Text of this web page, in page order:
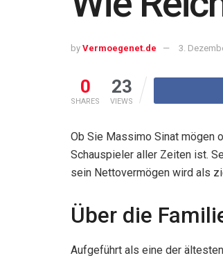
by Vermoegenet.de 3.
0
SHARES
23
VIEWS
Ob Sie Massimo Sinat mögen
Schauspieler aller Zeiten ist.
sein Nettovermögen wird als
Über die
Aufgeführt als eine der